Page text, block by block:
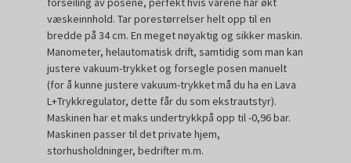
væskeinnhold. Tar porestørrelser helt opp til en
bredde på 34 cm. En meget nøyaktig og sikker maskin.
Manometer, helautomatisk drift, samtidig som man kan
justere vakuum-trykket og forsegle posen manuelt
(for å kunne justere vakuum-trykket må du ha en Lava
L+Trykkregulator, dette får du som ekstrautstyr).
Maskinen har et maks undertrykkpå opp til -0,96 bar.
Maskinen passer til det private hjem,
storhusholdninger, bedrifter m.m.